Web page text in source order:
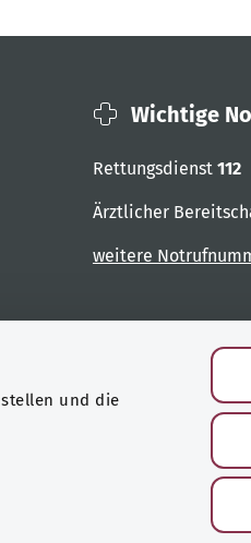
und die
Wichtige
Rettungsdienst 112
Ärztlicher
weitere